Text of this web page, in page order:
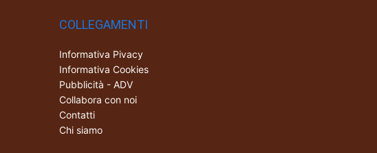
COLLEGAMENTI
Informativa Pivacy
Informativa Cookies
Pubblicità - ADV
Collabora con noi
Contatti
Chi siamo